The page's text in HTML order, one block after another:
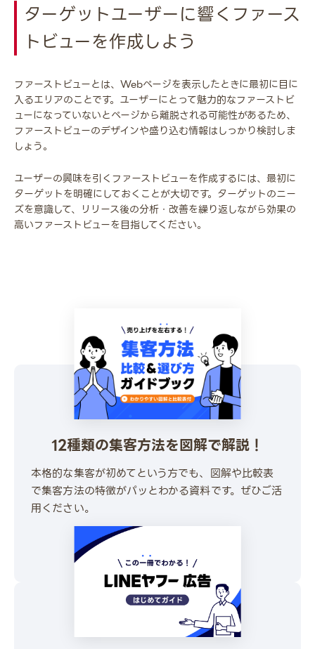
ターゲットユーザーに響くファース
トビューを作成しよう
ファーストビューとは、Webページを表示したときに最初に目に
入るエリアのことです。ユーザーにとって魅力的なファーストビ
ューになっていないとページから離脱される可能性があるため、
ファーストビューのデザインや盛り込む情報はしっかり検討しま
しょう。
ユーザーの興味を引くファーストビューを作成するには、最初に
ターゲットを明確にしておくことが大切です。ターゲットのニー
ズを意識して、リリース後の分析・改善を繰り返しながら効果の
高いファーストビューを目指してください。
12種類の集客方法を図解で解説！
本格的な集客が初めてという方でも、図解や比較表
で集客方法の特徴がパッとわかる資料です。ぜひご活
用ください。
\ 30秒でかんたんダウンロード /
無料でダウンロードする